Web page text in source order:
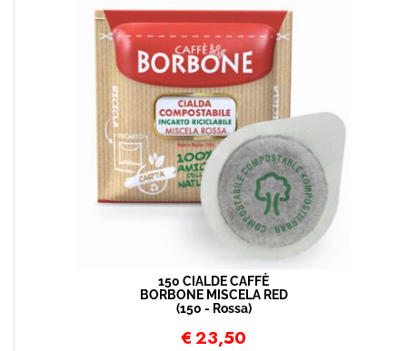
150 CIALDE CAFFÈ
BORBONE MISCELA RED
(150 - Rossa)
€23,50